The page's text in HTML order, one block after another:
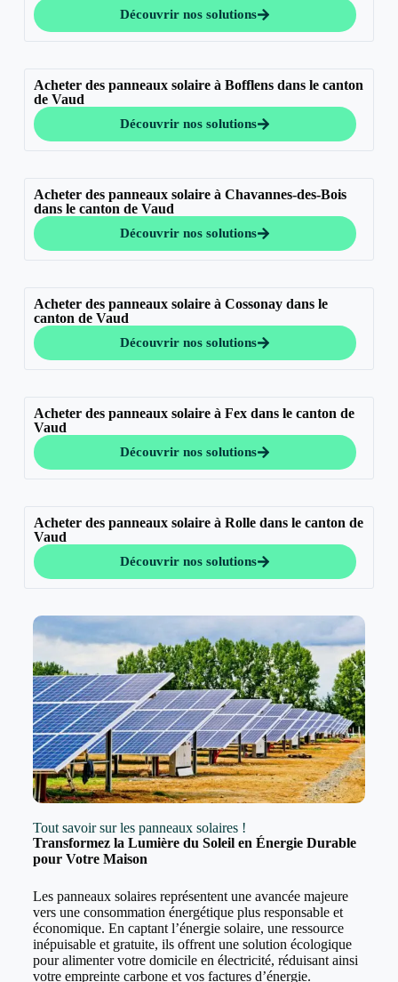
Découvrir nos solutions
Acheter des panneaux solaire à Bofflens dans le canton
de Vaud
Découvrir nos solutions
Acheter des panneaux solaire à Chavannes-des-Bois
dans le canton de Vaud
Découvrir nos solutions
Acheter des panneaux solaire à Cossonay dans le
canton de Vaud
Découvrir nos solutions
Acheter des panneaux solaire à Fex dans le canton de
Vaud
Découvrir nos solutions
Acheter des panneaux solaire à Rolle dans le canton de
Vaud
Découvrir nos solutions
Tout savoir sur les panneaux solaires !
Transformez la Lumière du Soleil en Énergie Durable
pour Votre Maison
Les panneaux solaires représentent une avancée majeure
vers une consommation énergétique plus responsable et
économique. En captant l’énergie solaire, une ressource
inépuisable et gratuite, ils offrent une solution écologique
pour alimenter votre domicile en électricité, réduisant ainsi
votre empreinte carbone et vos factures d’énergie.